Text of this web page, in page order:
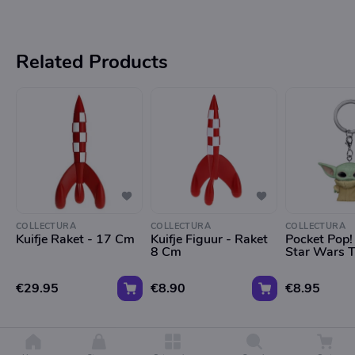
Related Products
COLLECTURA
Kuifje Raket - 17 Cm
€29.95
COLLECTURA
Kuifje Figuur - Raket
8 Cm
€8.90
COLLECTURA
Pocket
Star Wars
€8.95